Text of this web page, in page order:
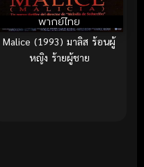
พากย์ไทย
Malice (1993) มาลิส ร้อนผู้
หญิง ร้ายผู้ชาย